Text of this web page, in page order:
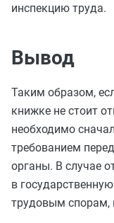
инспекцию труда.
Вывод
Таким образом,
книжке не стоит
необходимо
требованием
органы. В случае
в
трудовым спорам,